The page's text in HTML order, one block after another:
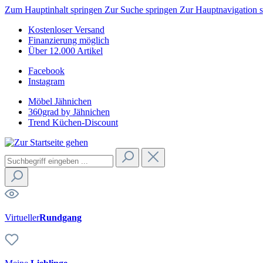
Zum Hauptinhalt springen Zur Suche springen Zur Hauptnavigation
Kostenloser Versand
Finanzierung möglich
Über 12.000 Artikel
Facebook
Instagram
Möbel Jähnichen
360grad by Jähnichen
Trend Küchen-Discount
VirtuellerRundgang